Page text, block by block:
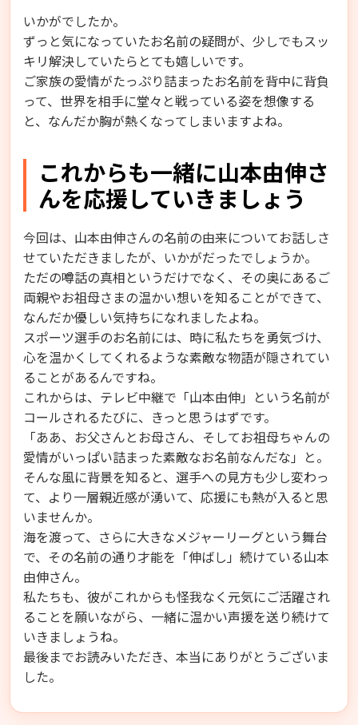
いかがでしたか。
ずっと気になっていたお名前の疑問が、少しでもスッ
キリ解決していたらとても嬉しいです。
ご家族の愛情がたっぷり詰まったお名前を背中に背負
って、世界を相手に堂々と戦っている姿を想像する
と、なんだか胸が熱くなってしまいますよね。
これからも一緒に山本由伸さ
んを応援していきましょう
今回は、山本由伸さんの名前の由来についてお話しさ
せていただきましたが、いかがだったでしょうか。
ただの噂話の真相というだけでなく、その奥にあるご
両親やお祖母さまの温かい想いを知ることができて、
なんだか優しい気持ちになれましたよね。
スポーツ選手のお名前には、時に私たちを勇気づけ、
心を温かくしてくれるような素敵な物語が隠されてい
ることがあるんですね。
これからは、テレビ中継で「山本由伸」という名前が
コールされるたびに、きっと思うはずです。
「ああ、お父さんとお母さん、そしてお祖母ちゃんの
愛情がいっぱい詰まった素敵なお名前なんだな」と。
そんな風に背景を知ると、選手への見方も少し変わっ
て、より一層親近感が湧いて、応援にも熱が入ると思
いませんか。
海を渡って、さらに大きなメジャーリーグという舞台
で、その名前の通り才能を「伸ばし」続けている山本
由伸さん。
私たちも、彼がこれからも怪我なく元気にご活躍され
ることを願いながら、一緒に温かい声援を送り続けて
いきましょうね。
最後までお読みいただき、本当にありがとうございま
した。